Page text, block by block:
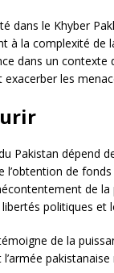
dans le Khyber
à la complexité de
dans un contexte
les
Pakistan dépend
de
de
politiques et
de la